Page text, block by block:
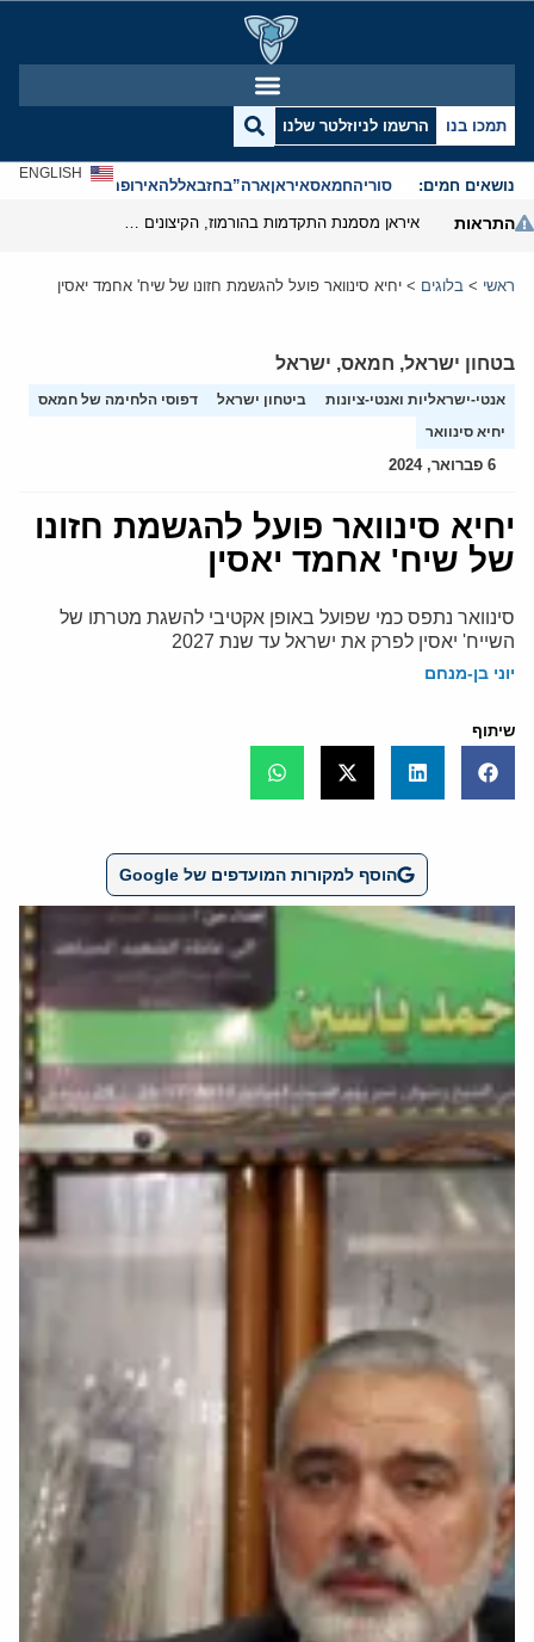
תמכו בנו הרשמו לניוזלטר שלנו
נושאים חמים: סוריהחמאסאיראןארה”בחזבאללהאירופהאנטישמיות
ENGLISH
התראות
ראשי > בלוגים > יחיא סינוואר פועל להגשמת חזונו של שיח' אחמד יאסין
בטחון ישראל, חמאס, ישראל
אנטי-ישראליות ואנטי-ציונות ביטחון ישראל
דפוסי הלחימה של חמאס
יחיא סינוואר
6 פברואר, 2024
יחיא סינוואר פועל להגשמת חזונו
של שיח' אחמד יאסין
סינוואר נתפס כמי שפועל באופן אקטיבי להשגת מטרתו של
השייח' יאסין לפרק את ישראל עד שנת 2027
יוני בן-מנחם
שיתוף
הוסף למקורות המועדפים של Google